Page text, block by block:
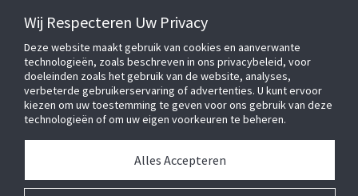
CYBER SOLUTIONS
OPENBLUE
SLIMME GEBOUWEN
Wij Respecteren Uw Privacy
Deze website maakt gebruik van cookies en aanverwante
technologieën, zoals beschreven in ons privacybeleid, voor
doeleinden zoals het gebruik van de website, analyses,
verbeterde gebruikerservaring of advertenties. U kunt ervoor
kiezen om uw toestemming te geven voor ons gebruik van deze
technologieën of om uw eigen voorkeuren te beheren.
Alles Accepteren